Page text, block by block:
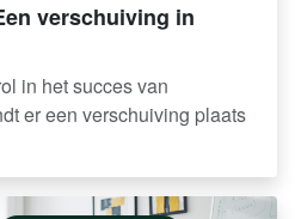
verschuiving in
in het succes van
er een verschuiving plaats